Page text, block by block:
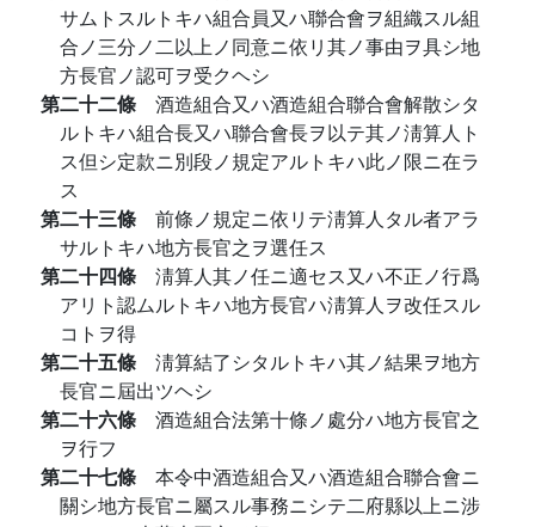
サムトスルトキハ組合員又ハ聯合會ヲ組織スル組
合ノ三分ノ二以上ノ同意ニ依リ其ノ事由ヲ具シ地
方長官ノ認可ヲ受クヘシ
第二十二條 酒造組合又ハ酒造組合聯合會解散シタ
ルトキハ組合長又ハ聯合會長ヲ以テ其ノ淸算人ト
ス但シ定款ニ別段ノ規定アルトキハ此ノ限ニ在ラ
ス
第二十三條 前條ノ規定ニ依リテ淸算人タル者アラ
サルトキハ地方長官之ヲ選任ス
第二十四條 淸算人其ノ任ニ適セス又ハ不正ノ行爲
アリト認ムルトキハ地方長官ハ淸算人ヲ改任スル
コトヲ得
第二十五條 淸算結了シタルトキハ其ノ結果ヲ地方
長官ニ屆出ツヘシ
第二十六條 酒造組合法第十條ノ處分ハ地方長官之
ヲ行フ
第二十七條 本令中酒造組合又ハ酒造組合聯合會ニ
關シ地方長官ニ屬スル事務ニシテ二府縣以上ニ涉